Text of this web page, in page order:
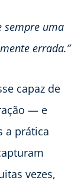
sempre uma
errada.”
capaz de
— e
a prática
vezes,